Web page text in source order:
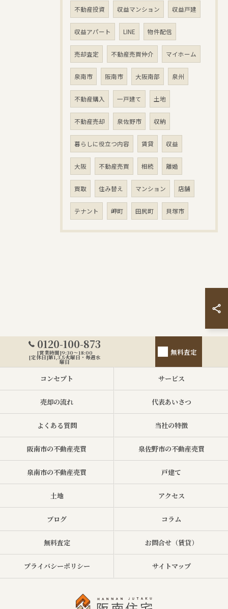
不動産投資 収益マンション 収益戸建
収益アパート LINE 物件配信
売却査定 不動産売買仲介 マイホーム
泉南市 阪南市 大阪南部 泉州
不動産購入 一戸建て 土地
不動産売却 泉佐野市 収納
暮らしに役立つ内容 賃貸 収益
大阪 不動産売買 相続 離婚
買取 住み替え マンション 店舗
テナント 岬町 田尻町 貝塚市
0120-100-873
[営業時間]9:30～18:00
[定休日]第1,3,5火曜日・毎週水
曜日
無料査定
コンセプト サービス
売却の流れ 代表あいさつ
よくある質問 当社の特徴
阪南市の不動産売買 泉佐野市の不動産売買
泉南市の不動産売買 戸建て
土地 アクセス
ブログ コラム
無料査定 お問合せ（賃貸）
プライバシーポリシー サイトマップ